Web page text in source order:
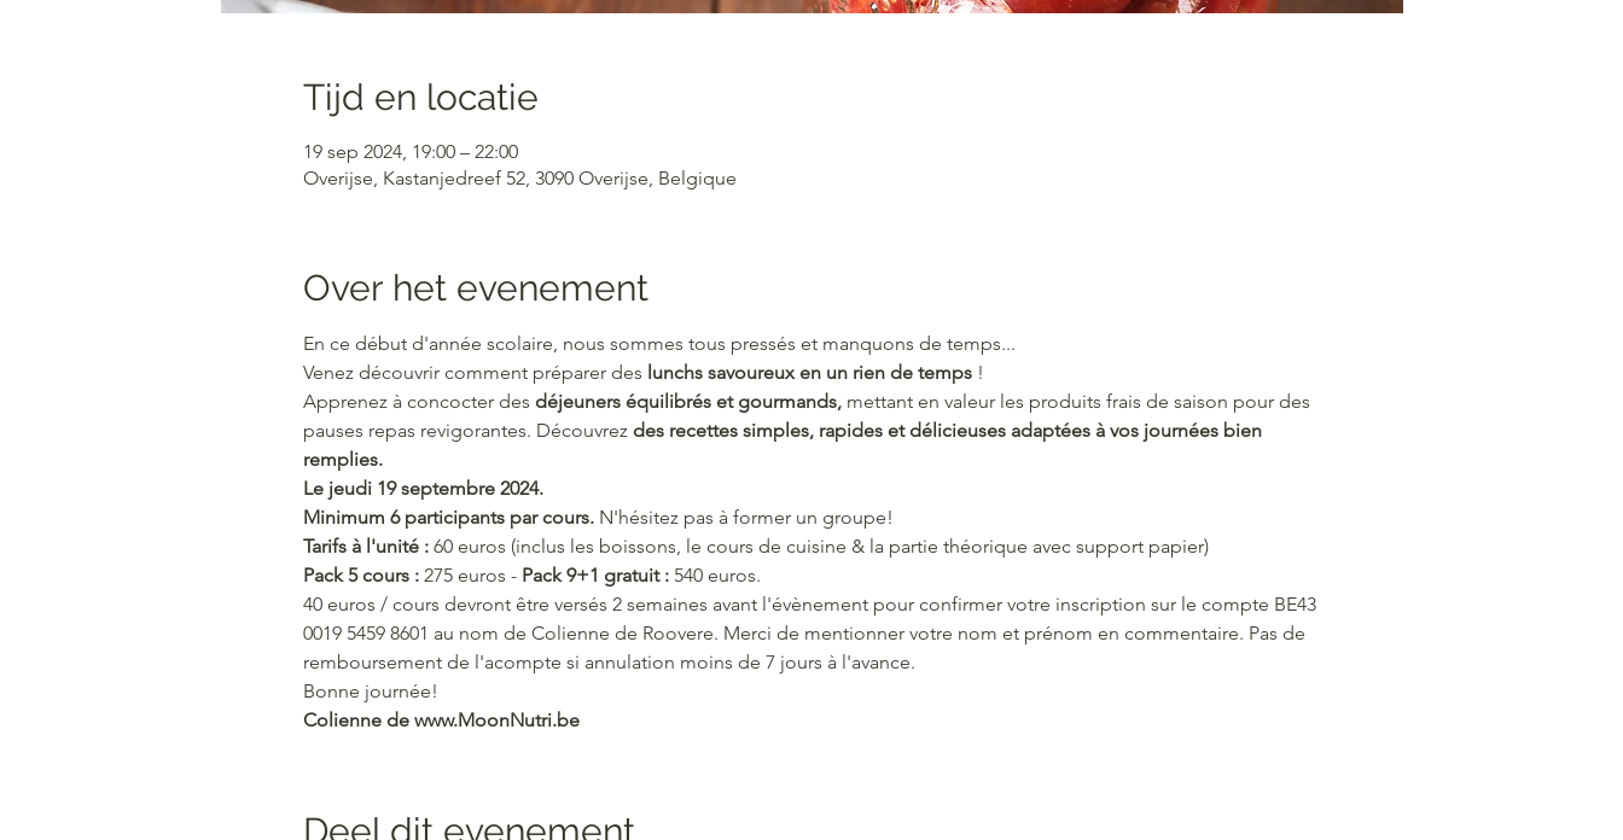
Tijd en locatie
19 sep 2024, 19:00 – 22:00
Overijse, Kastanjedreef 52, 3090 Overijse, Belgique
Over het evenement
En ce début d'année scolaire, nous sommes tous pressés et manquons de temps...
Venez découvrir comment préparer des lunchs savoureux en un rien de temps !
Apprenez à concocter des déjeuners équilibrés et gourmands, mettant en valeur les produits frais de saison pour des
pauses repas revigorantes. Découvrez des recettes simples, rapides et délicieuses adaptées à vos journées bien
remplies.
Le jeudi 19 septembre 2024.
Minimum 6 participants par cours. N'hésitez pas à former un groupe!
Tarifs à l'unité : 60 euros (inclus les boissons, le cours de cuisine & la partie théorique avec support papier)
Pack 5 cours : 275 euros - Pack 9+1 gratuit : 540 euros.
40 euros / cours devront être versés 2 semaines avant l'évènement pour confirmer votre inscription sur le compte BE43
0019 5459 8601 au nom de Colienne de Roovere. Merci de mentionner votre nom et prénom en commentaire. Pas de
remboursement de l'acompte si annulation moins de 7 jours à l'avance.
Bonne journée!
Colienne de www.MoonNutri.be
Deel dit evenement